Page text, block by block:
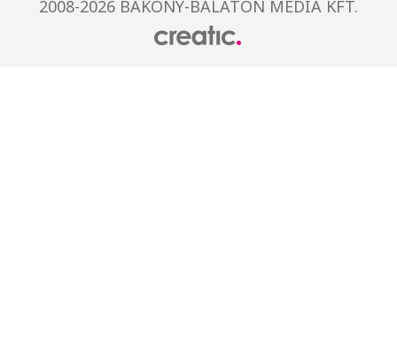
2008-2026 BAKONY-BALATON MÉDIA KFT.